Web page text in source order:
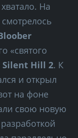
На
«святого
Silent Hill 2. К
и открыл
на фоне
свою новую